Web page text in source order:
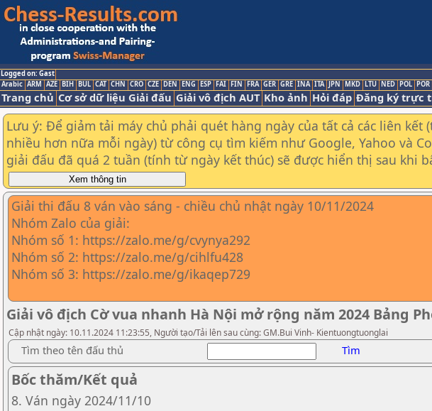
Logged on: Gast
Arabic ARM AZE BIH BUL CAT CHN CRO CZE DEN ENG ESP FAI FIN FRA GER GRE INA ITA JPN MKD LTU NED POL POR
Trang chủ Cơ sở dữ liệu Giải đấu Giải vô địch AUT Kho ảnh Hỏi đáp Đăng ký trực
Lưu ý: Để giảm tải máy chủ phải quét hàng ngày của tất cả các liên kết
nhiều hơn nữa mỗi ngày) từ công cụ tìm kiếm như Google, Yahoo và
giải đấu đã quá 2 tuần (tính từ ngày kết thúc) sẽ được hiển thị sau khi
Giải thi đấu 8 ván vào sáng - chiều chủ nhật ngày 10/11/2024
Nhóm Zalo của giải:
Nhóm số 1: https://zalo.me/g/cvynya292
Nhóm số 2: https://zalo.me/g/cihlfu428
Nhóm số 3: https://zalo.me/g/ikaqep729
Giải vô địch Cờ vua nhanh Hà Nội mở rộng năm 2024 Bảng
Cập nhật ngày: 10.11.2024 11:23:55, Người tạo/Tải lên sau cùng: GM.Bui Vinh- Kientuongtuonglai
Tìm theo tên đấu thủ Tìm
Bốc thăm/Kết quả
8. Ván ngày 2024/11/10